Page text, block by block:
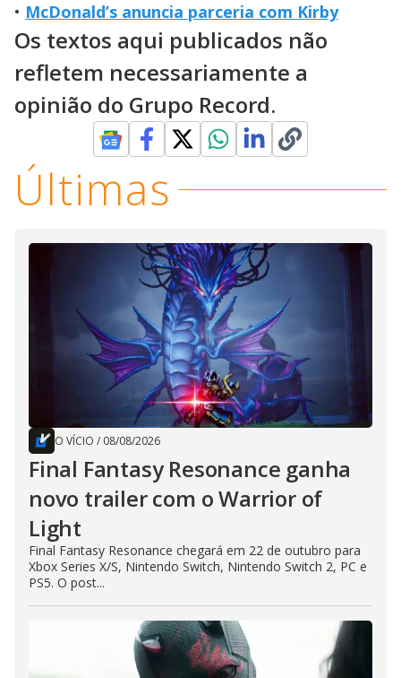
• McDonald’s anuncia parceria com Kirby
Os textos aqui publicados não
refletem necessariamente a
opinião do Grupo Record.
Últimas
O VÍCIO / 08/08/2026
Final Fantasy Resonance ganha
novo trailer com o Warrior of
Light
Final Fantasy Resonance chegará em 22 de outubro para
Xbox Series X/S, Nintendo Switch, Nintendo Switch 2, PC e
PS5. O post...